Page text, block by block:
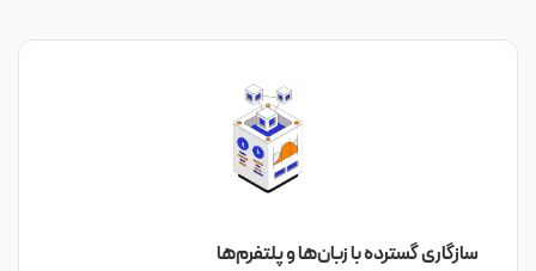
سازگاری گسترده با زبان‌ها و پلتفرم‌ها